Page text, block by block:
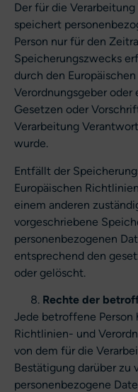
Der für die
speichert
Person nur für den
Speicherungszwecks
durch den
Verordnungsgeber oder
Gesetzen oder
Verarbeitung
wurde.
Entfällt der
Europäischen
einem anderen
vorgeschriebene
personenbezogenen
entsprechend den
oder gelöscht.
Rechte der
Jede betroffene Person
Richtlinien- und
von dem für die
Bestätigung darüber zu
personenbezogene